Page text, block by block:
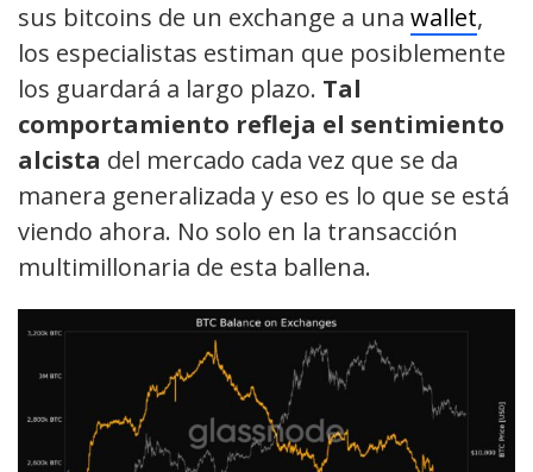
sus bitcoins de un exchange a una wallet,
los especialistas estiman que posiblemente
los guardará a largo plazo. Tal
comportamiento refleja el sentimiento
alcista del mercado cada vez que se da
manera generalizada y eso es lo que se está
viendo ahora. No solo en la transacción
multimillonaria de esta ballena.